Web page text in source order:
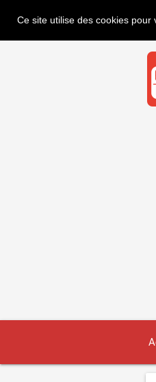
Ce site utilise des cookies